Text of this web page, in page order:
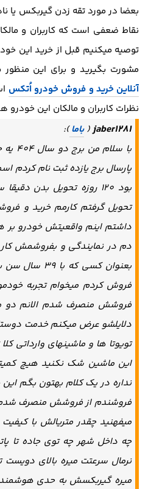
بعضا در مورد تقه زدن گیربکس یا
نقاط ضعفی است که کاربران و
توصیه میکنیم قبل از خرید این
مشورت بگیرید و برای این منظور
آنلاین خرید و فروش خودرو اُتکس
نظرات کاربران و مالکان این خودرو
jaber1281
(باما):
پارسال برج یازده ثبت نام کردم
بود 120 روزه تحویل بدن
تحویل گرفتم کارمم خرید و
داشتم اینم واقعیتش خودرو بر
دم در نمایندگی و بفروشمش کار
بعنوان کسی
فروش کردم میخوام تجربه
فروشش منصرف شدم الانم دو
دلایلشو عرض میکنم خدمت
تویوتا ها و ماشینهای وارداتی
این ماشین شک نکنید هیچ
نداره در یک کلام بهتون بگم
فروشندم از فروشش منصرف
میفهنید چقدر متریالش با
چه داخل شهر چه توی جاده تا
نرمال سرعتت میره بالای دویست
میره گیربکسش به حدی